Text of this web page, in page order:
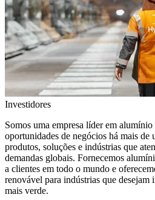
Investidores
Somos uma empresa líder em
oportunidades de negócios há mais de
produtos, soluções e indústrias que
demandas globais. Fornecemos
a clientes em todo o mundo e
renovável para indústrias que
mais verde.